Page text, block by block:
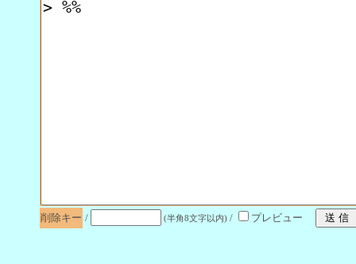
削除キー / (半角8文字以内) / プレビュー